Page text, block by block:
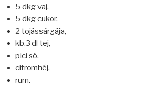
5 dkg vaj,
5 dkg cukor,
2 tojássárgája,
kb.3 dl tej,
pici só,
citromhéj,
rum.